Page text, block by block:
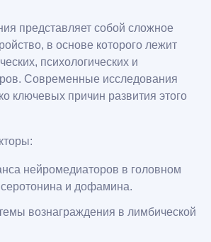
представляет собой сложное
в основе которого лежит
психологических и
Современные исследования
ключевых причин развития этого
нейромедиаторов в головном
и дофамина.
вознаграждения в лимбической